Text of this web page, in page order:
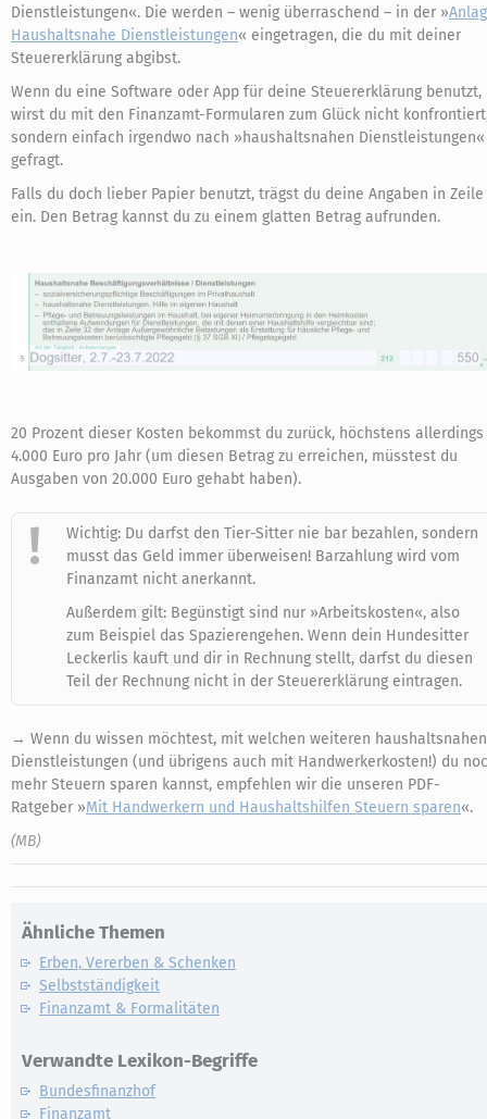
Dienstleistungen«. Die werden – wenig überraschend – in der »
Haushaltsnahe Dienstleistungen« eingetragen, die du mit deiner
Steuererklärung abgibst.
Wenn du eine Software oder App für deine Steuererklärung benutzt,
wirst du mit den Finanzamt-Formularen zum Glück nicht
sondern einfach irgendwo nach »haushaltsnahen Dienstleistungen«
gefragt.
Falls du doch lieber Papier benutzt, trägst du deine Angaben in Zeile
ein. Den Betrag kannst du zu einem glatten Betrag aufrunden.
20 Prozent dieser Kosten bekommst du zurück, höchstens allerdings
4.000 Euro pro Jahr (um diesen Betrag zu erreichen, müsstest du
Ausgaben von 20.000 Euro gehabt haben).
Wichtig: Du darfst den Tier-Sitter nie bar bezahlen, sondern
musst das Geld immer überweisen! Barzahlung wird vom
Finanzamt nicht anerkannt.
Außerdem gilt: Begünstigt sind nur »Arbeitskosten«, also
zum Beispiel das Spazierengehen. Wenn dein Hundesitter
Leckerlis kauft und dir in Rechnung stellt, darfst du diesen
Teil der Rechnung nicht in der Steuererklärung eintragen.
→ Wenn du wissen möchtest, mit welchen weiteren haushaltsnahen
Dienstleistungen (und übrigens auch mit Handwerkerkosten!) du
mehr Steuern sparen kannst, empfehlen wir die unseren PDF-
Ratgeber »Mit Handwerkern und Haushaltshilfen Steuern sparen«.
(MB)
Ähnliche Themen
Erben, Vererben & Schenken
Selbstständigkeit
Finanzamt & Formalitäten
Verwandte Lexikon-Begriffe
Bundesfinanzhof
Finanzamt